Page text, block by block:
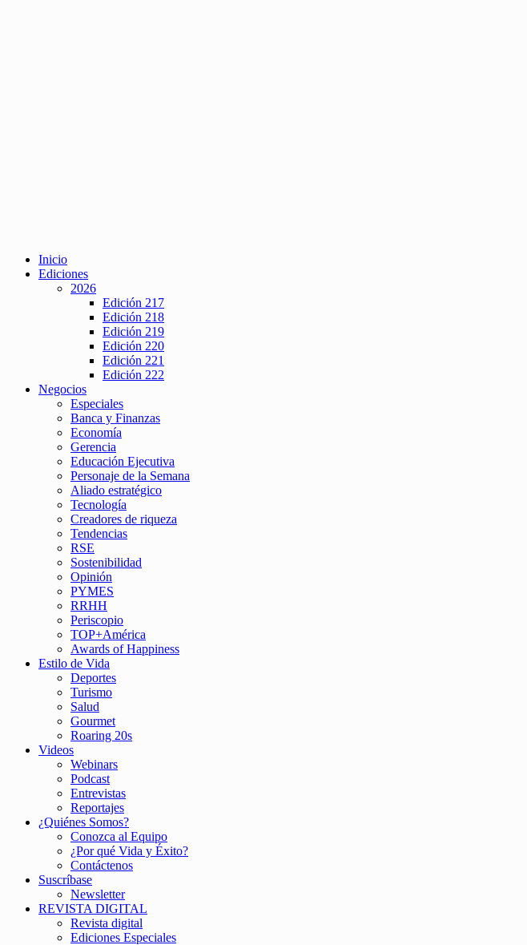
Inicio
Ediciones
2026
Edición 217
Edición 218
Edición 219
Edición 220
Edición 221
Edición 222
Negocios
Especiales
Banca y Finanzas
Economía
Gerencia
Educación Ejecutiva
Personaje de la Semana
Aliado estratégico
Tecnología
Creadores de riqueza
Tendencias
RSE
Sostenibilidad
Opinión
PYMES
RRHH
Periscopio
TOP+América
Awards of Happiness
Estilo de Vida
Deportes
Turismo
Salud
Gourmet
Roaring 20s
Videos
Webinars
Podcast
Entrevistas
Reportajes
¿Quiénes Somos?
Conozca al Equipo
¿Por qué Vida y Éxito?
Contáctenos
Suscríbase
Newsletter
REVISTA DIGITAL
Revista digital
Ediciones Especiales